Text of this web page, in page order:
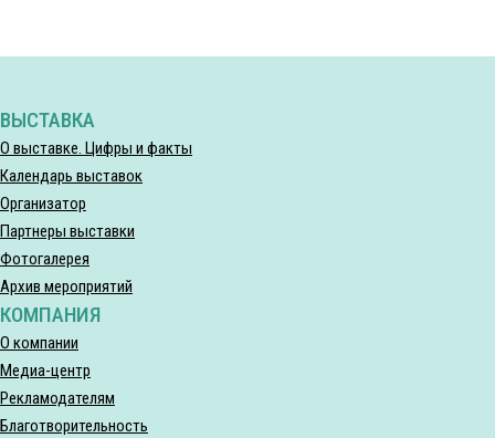
ВЫСТАВКА
О выставке. Цифры и факты
Календарь выставок
Организатор
Партнеры выставки
Фотогалерея
Архив мероприятий
КОМПАНИЯ
О компании
Медиа-центр
Рекламодателям
Благотворительность